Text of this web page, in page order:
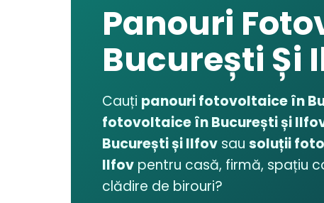
Panouri
București Și
Cauți panouri fotovoltaice în
fotovoltaice în București și
București și Ilfov sau soluții
Ilfov pentru casă, firmă, spațiu
clădire de birouri?